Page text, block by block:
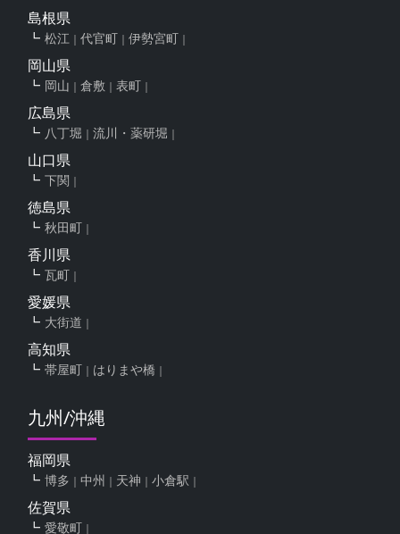
島根県
松江 代官町 伊勢宮町
岡山県
岡山 倉敷 表町
広島県
八丁堀 流川・薬研堀
山口県
下関
徳島県
秋田町
香川県
瓦町
愛媛県
大街道
高知県
帯屋町 はりまや橋
九州/沖縄
福岡県
博多 中州 天神 小倉駅
佐賀県
愛敬町